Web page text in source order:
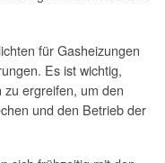
für Gasheizungen
Es ist wichtig,
ergreifen, um den
und den Betrieb der